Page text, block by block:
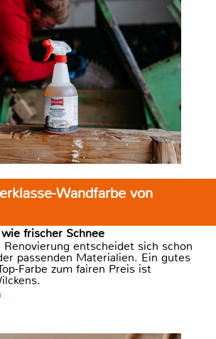
Wandfarbe von
frischer Schnee
entscheidet sich schon
passenden Materialien. Ein gutes
Farbe zum fairen Preis ist